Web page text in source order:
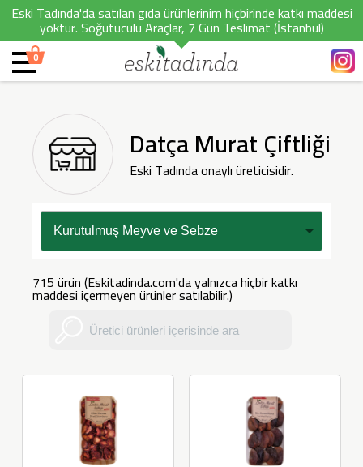
Eski Tadında'da satılan gıda ürünlerinim hiçbirinde katkı maddesi
yoktur. Soğutuculu Araçlar, 7 Gün Teslimat (İstanbul)
0
Datça Murat Çiftliği
Eski Tadında onaylı üreticisidir.
715 ürün (Eskitadinda.com'da yalnızca hiçbir katkı
maddesi içermeyen ürünler satılabilir.)